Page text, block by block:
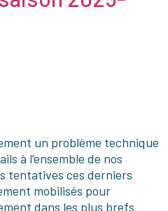
un problème technique
à l’ensemble de nos
tentatives ces derniers
mobilisés pour
dans les plus brefs